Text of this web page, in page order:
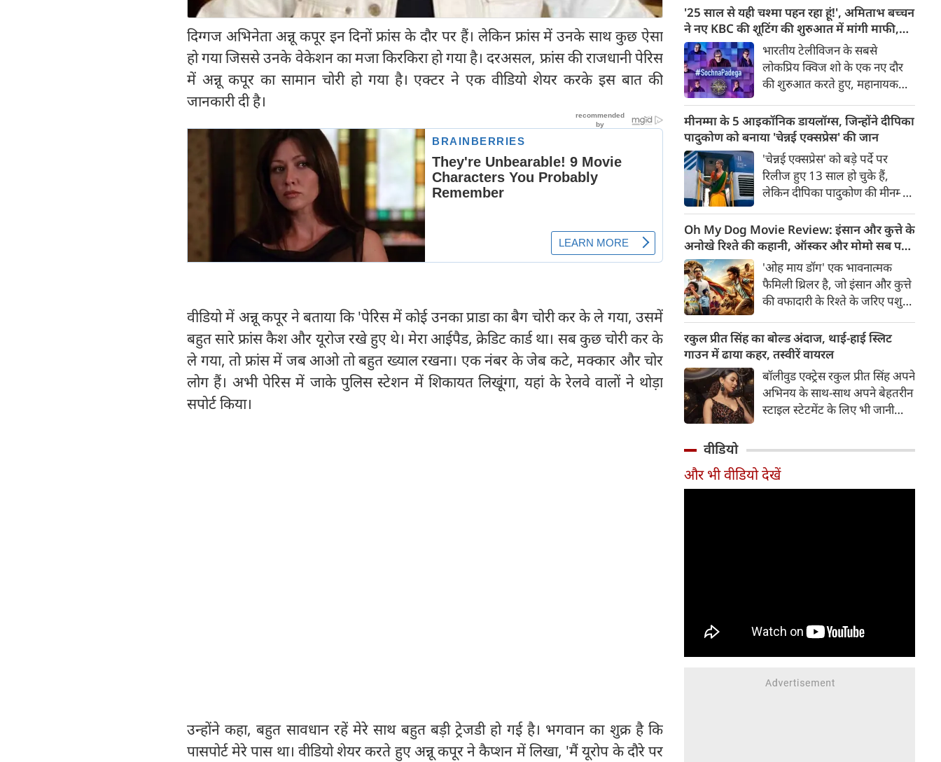
दिग्गज अभिनेता अन्नू कपूर इन दिनों फ्रांस के दौर पर हैं। लेकिन फ्रांस में उनके साथ कुछ ऐसा
हो गया जिससे उनके वेकेशन का मजा किरकिरा हो गया है। दरअसल, फ्रांस की राजधानी पेरिस
में अन्नू कपूर का सामान चोरी हो गया है। एक्टर ने एक वीडियो शेयर करके इस बात की
जानकारी दी है।
वीडियो में अन्नू कपूर ने बताया कि 'पेरिस में कोई उनका प्राडा का बैग चोरी कर के ले गया, उसमें
बहुत सारे फ्रांस कैश और यूरोज रखे हुए थे। मेरा आईपैड, क्रेडिट कार्ड था। सब कुछ चोरी कर के
ले गया, तो फ्रांस में जब आओ तो बहुत ख्याल रखना। एक नंबर के जेब कटे, मक्कार और चोर
लोग हैं। अभी पेरिस में जाके पुलिस स्टेशन में शिकायत लिखूंगा, यहां के रेलवे वालों ने थोड़ा
सपोर्ट किया।
उन्होंने कहा, बहुत सावधान रहें मेरे साथ बहुत बड़ी ट्रेजडी हो गई है। भगवान का शुक्र है कि
पासपोर्ट मेरे पास था। वीडियो शेयर करते हुए अन्नू कपूर ने कैप्शन में लिखा, 'मैं यूरोप के दौरे पर
शानदार लोकेशन पर सेट इस नए
सीजन में करण जौहर एक बार फिर
इस रियलिटी सीरीज के मास्टरमाइंड
के तौर पर वापसी कर रहे हैं, जहां
भरोसा एक लग्जरी है, धोखा एक
रणनीति है और हर कदम पर
विश्वासघात का खतरा मंडरा रहा है।
'25 साल से यही चश्मा पहन रहा हूं!', अमिताभ बच्चन
ने नए KBC की शूटिंग की शुरुआत में मांगी माफी,
चश्मे को लेकर किया मजेदार खुलासा
भारतीय टेलीविजन के सबसे
लोकप्रिय क्विज शो के एक नए दौर
की शुरुआत करते हुए, महानायक
थीम वाले 'कौन बनेगा करोड़पति' के
शूटिंग के पहले दिन दर्शकों का
स्वागत किया। उन्होंने अपनी
चिरपरिचित गर्मजोशी, सादगी और
दिल खोलकर मुस्कुराने वाली
ईमानदारी के साथ सबका दिल जीत
लिया।
मीनम्मा के 5 आइकॉनिक डायलॉग्स, जिन्होंने दीपिका
पादुकोण को बनाया 'चेन्नई एक्सप्रेस' की जान
'चेन्नई एक्सप्रेस' को बड़े पर्दे पर
रिलीज हुए 13 साल हो चुके हैं,
लेकिन दीपिका पादुकोण की मीनम्मा
पसंदीदा किरदारों में से एक हैं। उनके
खास एक्सेंट, शानदार कॉमिक
टाइमिंग, इमोशनल अंदाज और
मजेदार पर्सनैलिटी ने मीनम्मा को
रिलीज के साथ ही फैंस का फेवरेट
बना दिया था।
Oh My Dog Movie Review: इंसान और कुत्ते के
अनोखे रिश्ते की कहानी, ऑस्कर और मोमो सब पर
भारी
'ओह माय डॉग' एक भावनात्मक
फैमिली थ्रिलर है, जो इंसान और कुत्ते
की वफादारी के रिश्ते के जरिए पशु
तस्करी जैसे गंभीर मुद्दों को उठाती है।
अमित राय का निर्देशन, माही राय का
अभिनय और दोनों डॉग्स की शानदार
परफॉर्मेंस फिल्म की सबसे बड़ी
ताकत हैं। हालांकि लगभग ढाई घंटे
की लंबाई इसकी रफ्तार को प्रभावित
भावनात्मक असर छोड़ने में सफल
रहती है।
रकुल प्रीत सिंह का बोल्ड अंदाज, थाई-हाई स्लिट
गाउन में ढाया कहर, तस्वीरें वायरल
बॉलीवुड एक्ट्रेस रकुल प्रीत सिंह अपने
अभिनय के साथ-साथ अपने बेहतरीन
स्टाइल स्टेटमेंट के लिए भी जानी
बेहद हॉट और बोल्ड अवतार देखने
को मिल रहा है।
वीडियो
और भी वीडियो देखें